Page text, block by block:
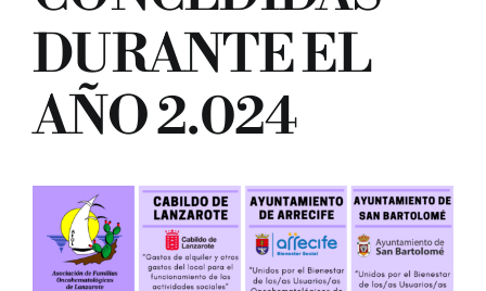
BUSCAR:
DURANTE EL
AÑO 2.024